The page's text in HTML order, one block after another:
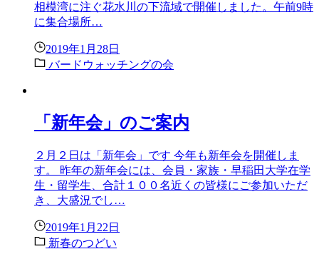
相模湾に注ぐ花水川の下流域で開催しました。午前9時
に集合場所…
2019年1月28日
バードウォッチングの会
「新年会」のご案内
２月２日は「新年会」です 今年も新年会を開催しま
す。 昨年の新年会には、会員・家族・早稲田大学在学
生・留学生、合計１００名近くの皆様にご参加いただ
き、大盛況でし…
2019年1月22日
新春のつどい